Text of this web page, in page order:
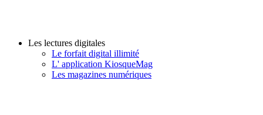
Les lectures digitales
Le forfait digital illimité
L' application KiosqueMag
Les magazines numériques